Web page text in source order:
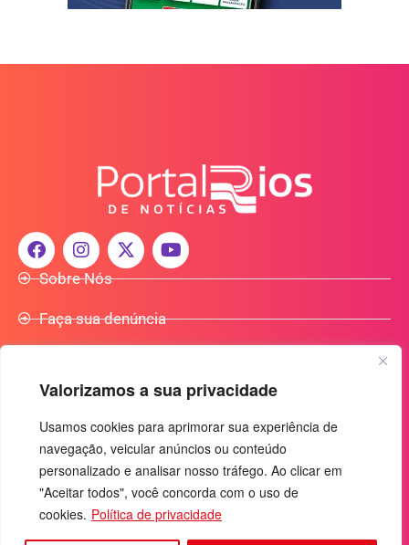
Valorizamos a sua privacidade
Usamos cookies para aprimorar sua experiência de
navegação, veicular anúncios ou conteúdo
personalizado e analisar nosso tráfego. Ao clicar em
"Aceitar todos", você concorda com o uso de
cookies. Política de privacidade
Sobre Nós
Faça sua denúncia
Anuncie Conosco
+55 (92) 3085-7464
comercialradio95.7fm@gmail.com
Av. Rio Madeira, 444 - Nossa Sra. das Graças